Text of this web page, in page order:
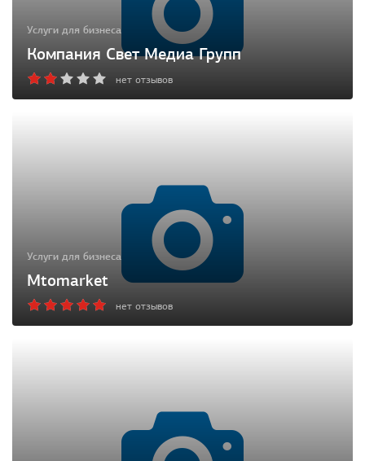
Услуги для бизнеса
Компания Свет Медиа Групп
нет отзывов
Услуги для бизнеса
Mtomarket
нет отзывов